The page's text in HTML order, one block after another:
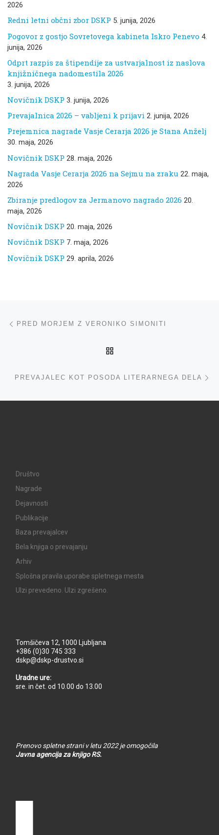
2026
Redni letni občni zbor DSKP 5. junija, 2026
Pogovor z gostjo Sovretovega kabineta Iskro Penevo 4.
junija, 2026
Odprt razpis za štipendije za ustvarjalnost iz naslova
knjižničnega nadomestila 2026
3. junija, 2026
Novičnik DSKP 3. junija, 2026
Prevajalnica 2026 – vabljeni k prijavi 2. junija, 2026
Prejemnica nagrade Vasje Cerarja 2026 je Stana Anželj
30. maja, 2026
Novičnik DSKP 28. maja, 2026
Nagrada Vasje Cerarja 2026 na Sejmu na zraku 22. maja,
2026
Zbiranje predlogov za Jermanovo nagrado 2026 20.
maja, 2026
Novičnik DSKP 20. maja, 2026
Novičnik DSKP 7. maja, 2026
Novičnik DSKP 29. aprila, 2026
Navigacija med prispevki
PRED MORJEM Z VERONIKO SIMONITI
PREVAJALEC KOT POSODA LITERARNEGA DELA
Društvo
Nagrade
Dejavnosti
Publikacije
Baza prevajalcev
Bela knjiga o prevajanju
Arhiv
Splošna pravila uporabe spletnega mesta
UIzi prevedeno. UIzi zgrešeno.
Tomšičeva 12, 1000 Ljubljana
+386 (0)30 745 333
dskp@dskp-drustvo.si
Uradne ure:
sre. in čet. od 10.00 do 13.00
Prenovo spletne strani v letu 2022 je omogočila
Javna agencija za knjigo RS.